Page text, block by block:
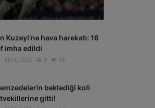
33
Kuzeyi'ne hava harekatı: 16
imha edildi
Eki 4, 2023 0 16
beklediği koli
gitti!